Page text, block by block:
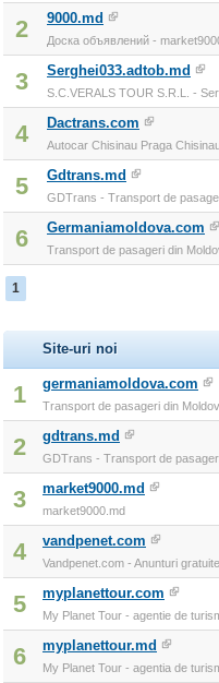
2 9000.md
Доска объявлений -
3 Serghei033.adtob.md
S.C.VERALS TOUR S.R.L. -
4 Dactrans.com
Autocar Chisinau Praga
5 Gdtrans.md
GDTrans - Transport de
6 Germaniamoldova.com
Transport de pasageri din
1
Site-uri noi
1 germaniamoldova.com
Transport de pasageri din
2 gdtrans.md
GDTrans - Transport de
3 market9000.md
market9000.md
4 vandpenet.com
Vandpenet.com - Anunturi gratuite
5 myplanettour.com
My Planet Tour - agentie de
6 myplanettour.md
My Planet Tour - agentia de